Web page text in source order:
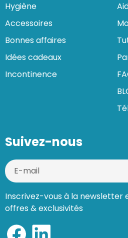
Hygiène
Accessoires
Bonnes affaires
Idées cadeaux
Incontinence
Suivez-nous
Inscrivez-vous à la newsletter
offres & exclusivités